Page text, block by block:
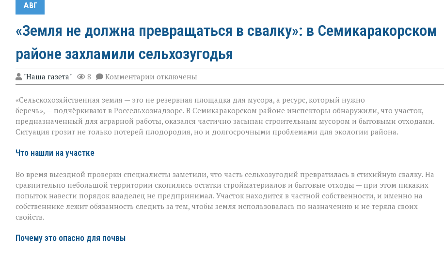
АВГ
«Земля не должна превращаться в свалку»: в Семикаракорском
районе захламили сельхозугодья
"Наша газета" 8 Комментарии к
записи
не
должна
превращаться
в
свалку»:
сельхозугодья
отключены
«Сельскохозяйственная земля — это не резервная площадка для мусора, а ресурс, который нужно
беречь», — подчёркивают в Россельхознадзоре. В Семикаракорском районе инспекторы обнаружили, что участок,
предназначенный для аграрной работы, оказался частично засыпан строительным мусором и бытовыми отходами.
Ситуация грозит не только потерей плодородия, но и долгосрочными проблемами для экологии района.
Что нашли на участке
Во время выездной проверки специалисты заметили, что часть сельхозугодий превратилась в стихийную свалку. На
сравнительно небольшой территории скопились остатки стройматериалов и бытовые отходы — при этом никаких
попыток навести порядок владелец не предпринимал. Участок находится в частной собственности, и именно на
собственнике лежит обязанность следить за тем, чтобы земля использовалась по назначению и не теряла своих
свойств.
Почему это опасно для почвы